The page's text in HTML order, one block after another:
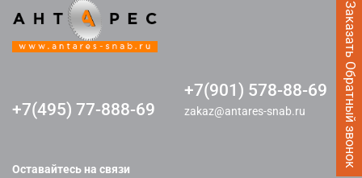
Заказать Обратный звонок
+7(495) 77-888-69
+7(901) 578-88-69
zakaz@antares-snab.ru
Оставайтесь на связи